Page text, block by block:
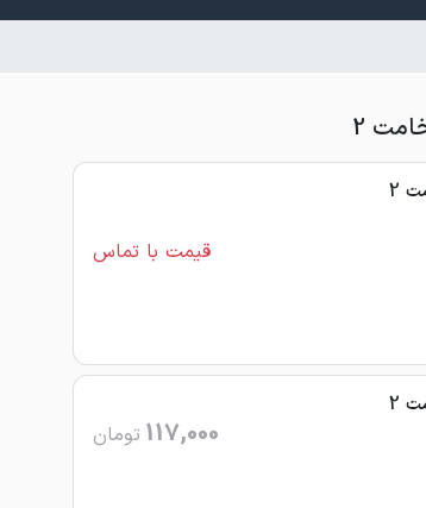
قیمت با تماس
117,000 تومان